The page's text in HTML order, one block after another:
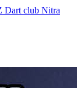
Dart club Nitra